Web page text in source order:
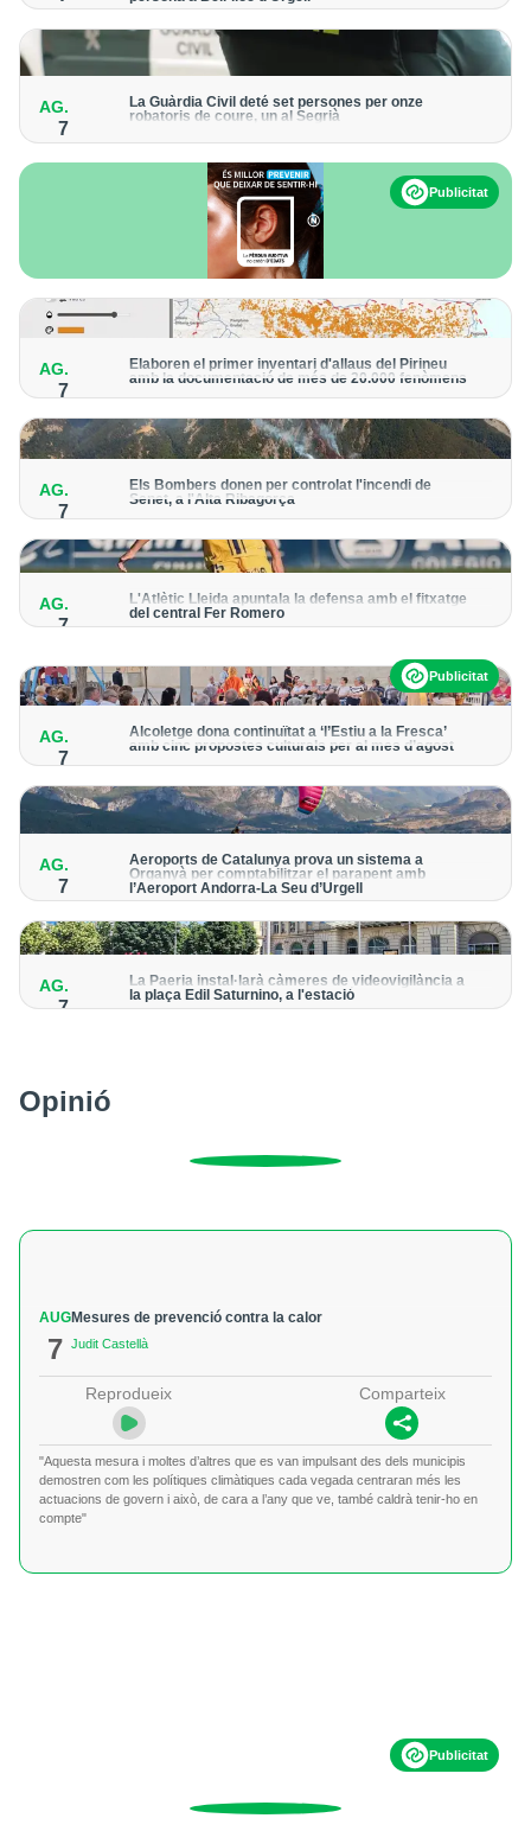
forma progressiva
AG.
7
La Guàrdia Civil deté set persones per onze
robatoris de coure, un al Segrià
Publicitat
AG.
7
Elaboren el primer inventari d'allaus del Pirineu
amb la documentació de més de 20.000 fenòmens
Obra de l'Institut Cartogràfic i Geològic de Catalunya, amb
AG.
7
Els Bombers donen per controlat l'incendi de
Senet, a l'Alta Ribagorça
El cos manté la vigilància de la zona amb drons i mitjans aeris
AG.
7
L'Atlètic Lleida apuntala la defensa amb el fitxatge
del central Fer Romero
Publicitat
AG.
7
Alcoletge dona continuïtat a ‘l’Estiu a la Fresca’
amb cinc propostes culturals per al mes d’agost
Un dels grans protagonistes de la programació serà
AG.
7
Aeroports de Catalunya prova un sistema a
Organyà per comptabilitzar el parapent amb
l’Aeroport Andorra-La Seu d’Urgell
mòbil per donar pas als avions amb vols instrumentals
AG.
7
La Paeria instal·larà càmeres de videovigilància a
la plaça Edil Saturnino, a l'estació
Opinió
AUG
7
Mesures de prevenció contra la calor
Judit Castellà
Reprodueix Comparteix
"Aquesta mesura i moltes d’altres que es van impulsant des dels municipis
demostren com les polítiques climàtiques cada vegada centraran més les
actuacions de govern i això, de cara a l’any que ve, també caldrà tenir-ho en
compte"
Publicitat